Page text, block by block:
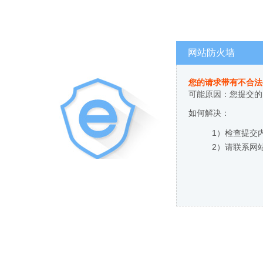
网站防火墙
您的请求带有不合
可能原因：您提交
如何解决：
1）检查提交
2）请联系网